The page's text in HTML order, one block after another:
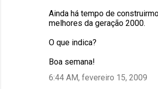
Ainda há tempo de
melhores da geração 2000.
O que indica?
Boa semana!
6:44 AM, fevereiro 15, 2009